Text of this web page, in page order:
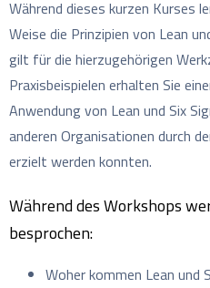
Während dieses kurzen Kurses
Weise die Prinzipien von Lean
gilt für die hierzugehörigen
Praxisbeispielen erhalten Sie
Anwendung von Lean und Six
anderen Organisationen durch
erzielt werden konnten.
Während des Workshops
besprochen:
Woher kommen Lean und